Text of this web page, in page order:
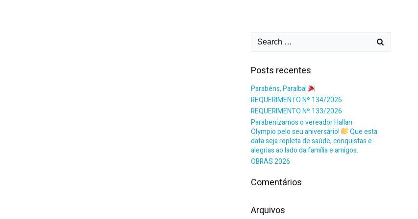
Posts recentes
Parabéns, Paraíba!
REQUERIMENTO Nº 134/2026
REQUERIMENTO Nº 133/2026
Parabenizamos o vereador Hallan
Olympio pelo seu aniversário!
Que esta
data seja repleta de saúde, conquistas e
alegrias ao lado da família e amigos.
OBRAS 2026
Comentários
Arquivos